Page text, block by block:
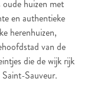
oude huizen met
en authentieke
herenhuizen,
van de
die de wijk rijk
Sauveur.